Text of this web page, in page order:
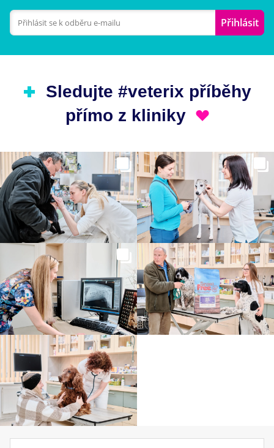
Přihlásit
Sledujte #veterix příběhy
přímo z kliniky